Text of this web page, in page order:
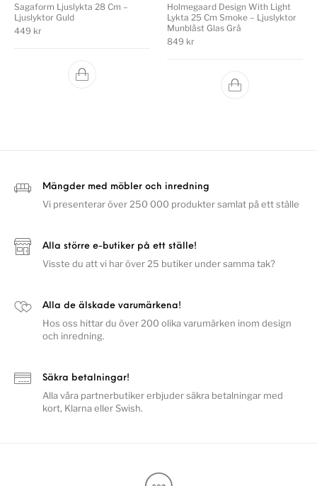
Sagaform Ljuslykta 28 Cm –
Ljuslyktor Guld
449 kr
Holmegaard Design With Light
Lykta 25 Cm Smoke – Ljuslyktor
Munblåst Glas Grå
849 kr
Mängder med möbler och inredning
Vi presenterar över 250 000 produkter samlat på ett ställe
Alla större e-butiker på ett ställe!
Visste du att vi har över 25 butiker under samma tak?
Alla de älskade varumärkena!
Hos oss hittar du över 200 olika varumärken inom design
och inredning.
Säkra betalningar!
Alla våra partnerbutiker erbjuder säkra betalningar med
kort, Klarna eller Swish.